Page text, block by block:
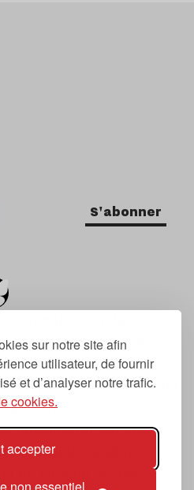
sur notre site afin
utilisateur, de fournir
et d’analyser notre trafic.
cookies.
accepter
S'abonner
sur la
tendances, dont la
de 2007.
« prochain », « suivant
thématique du
nouvelles tendances
de la musique
du hip hop, et des